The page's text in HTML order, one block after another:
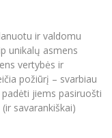
ir valdomu
unikalų asmens
vertybės ir
požiūrį – svarbiau
jiems pasiruošti
savarankiškai)